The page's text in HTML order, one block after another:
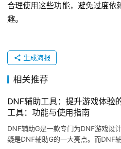
合理使用这些功能，避免过度依
趣。
生成海报
相关推荐
DNF辅助工具：提升游戏体验
工具：功能与使用指南
DNF辅助G是一款专门为DNF游戏设
疑是DNF辅助G的一大亮点。而DNF